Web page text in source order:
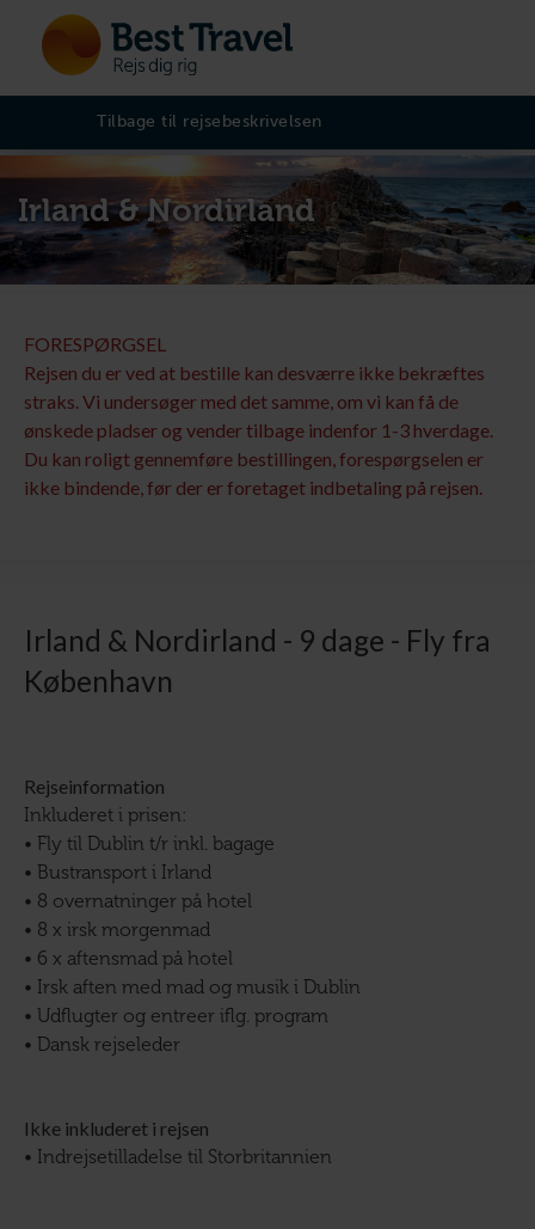
Tilbage til rejsebeskrivelsen
Irland & Nordirland
FORESPØRGSEL
Rejsen du er ved at bestille kan desværre ikke bekræftes
straks. Vi undersøger med det samme, om vi kan få de
ønskede pladser og vender tilbage indenfor 1-3 hverdage.
Du kan roligt gennemføre bestillingen, forespørgselen er
ikke bindende, før der er foretaget indbetaling på rejsen.
Irland & Nordirland - 9 dage - Fly fra
København
Rejseinformation
Inkluderet i prisen:
• Fly til Dublin t/r inkl. bagage
• Bustransport i Irland
• 8 overnatninger på hotel
• 8 x irsk morgenmad
• 6 x aftensmad på hotel
• Irsk aften med mad og musik i Dublin
• Udflugter og entreer iflg. program
• Dansk rejseleder
Ikke inkluderet i rejsen
• Indrejsetilladelse til Storbritannien